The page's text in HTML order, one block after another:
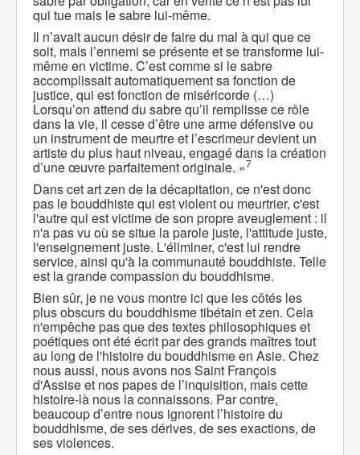
qui tue mais le sabre lui-même.
Il n’avait aucun désir de faire du mal à qui que ce
soit, mais l’ennemi se présente et se transforme lui-
même en victime. C’est comme si le sabre
accomplissait automatiquement sa fonction de
justice, qui est fonction de miséricorde (…)
Lorsqu’on attend du sabre qu’il remplisse ce rôle
dans la vie, il cesse d’être une arme défensive ou
un instrument de meurtre et l’escrimeur devient un
artiste du plus haut niveau, engagé dans la création
d’une œuvre parfaitement originale. »7
Dans cet art zen de la décapitation, ce n'est donc
pas le bouddhiste qui est violent ou meurtrier, c'est
l'autre qui est victime de son propre aveuglement : il
n'a pas vu où se situe la parole juste, l'attitude juste,
l'enseignement juste. L'éliminer, c'est lui rendre
service, ainsi qu'à la communauté bouddhiste. Telle
est la grande compassion du bouddhisme.
Bien sûr, je ne vous montre ici que les côtés les
plus obscurs du bouddhisme tibétain et zen. Cela
n'empêche pas que des textes philosophiques et
poétiques ont été écrit par des grands maîtres tout
au long de l'histoire du bouddhisme en Asie. Chez
nous aussi, nous avons nos Saint François
d'Assise et nos papes de l’inquisition, mais cette
histoire-là nous la connaissons. Par contre,
beaucoup d’entre nous ignorent l’histoire du
bouddhisme, de ses dérives, de ses exactions, de
ses violences.